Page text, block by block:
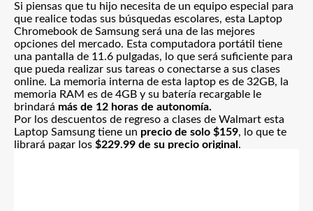
Si piensas que tu hijo necesita de un equipo especial para
que realice todas sus búsquedas escolares, esta Laptop
Chromebook de Samsung será una de las mejores
opciones del mercado. Esta computadora portátil tiene
una pantalla de 11.6 pulgadas, lo que será suficiente para
que pueda realizar sus tareas o conectarse a sus clases
online. La memoria interna de esta laptop es de 32GB, la
memoria RAM es de 4GB y su batería recargable le
brindará más de 12 horas de autonomía.
Por los descuentos de regreso a clases de Walmart esta
Laptop Samsung tiene un precio de solo $159, lo que te
librará pagar los $229.99 de su precio original .